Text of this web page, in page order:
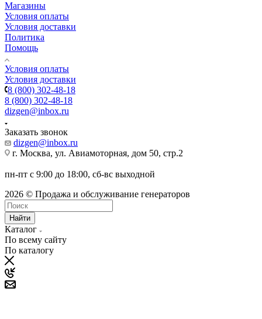
Магазины
Условия оплаты
Условия доставки
Политика
Помощь
Условия оплаты
Условия доставки
8 (800) 302-48-18
8 (800) 302-48-18
dizgen@inbox.ru
Заказать звонок
dizgen@inbox.ru
г. Москва, ул. Авиамоторная, дом 50, стр.2
пн-пт с 9:00 до 18:00, сб-вс выходной
2026 © Продажа и обслуживание генераторов
Найти
Каталог
По всему сайту
По каталогу